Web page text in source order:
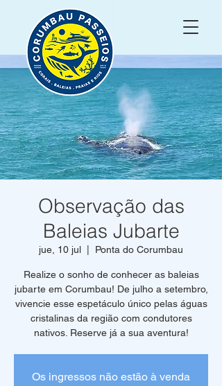
Observação das
Baleias Jubarte
jue, 10 jul Ponta do Corumbau
Realize o sonho de conhecer as baleias
jubarte em Corumbau! De julho a setembro,
vivencie esse espetáculo único pelas águas
cristalinas da região com condutores
Os ingressos não estão à venda